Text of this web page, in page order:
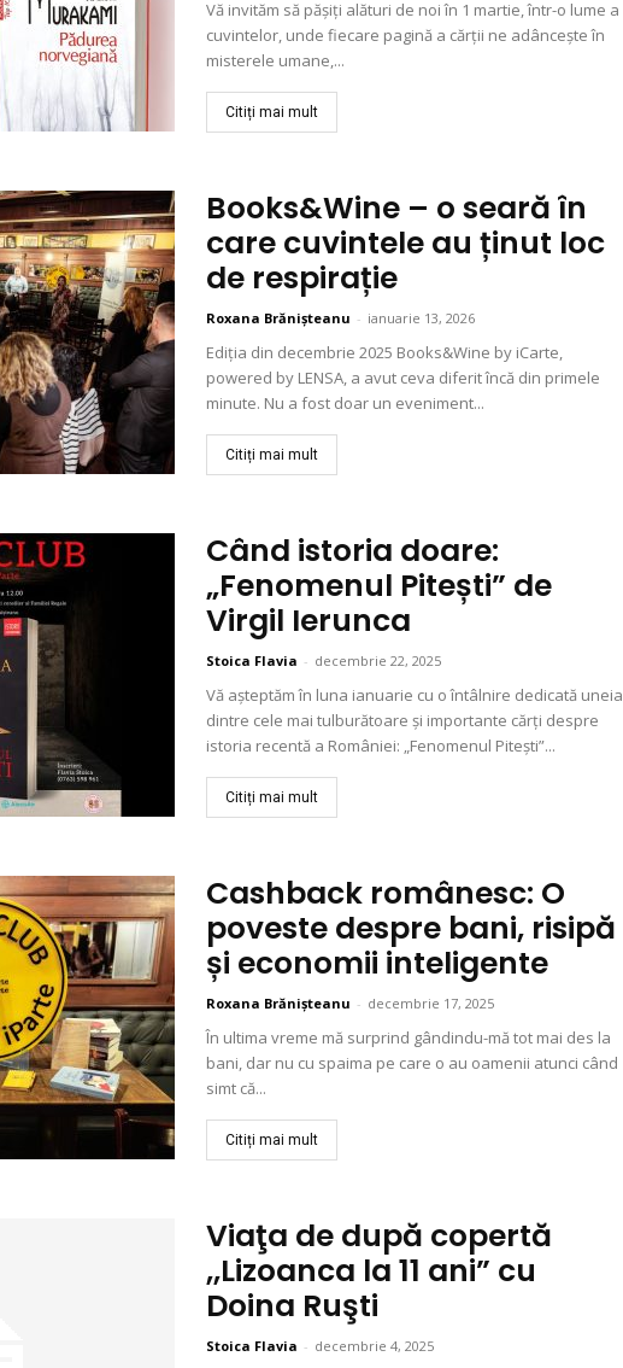
Vă invităm să pășiți alături de noi în 1 martie, într-o lume a
cuvintelor, unde fiecare pagină a cărții ne adâncește în
misterele umane,...
Citiți mai mult
Books&Wine – o seară în
care cuvintele au ținut loc
de respirație
Roxana Brănișteanu - ianuarie 13, 2026
Ediția din decembrie 2025 Books&Wine by iCarte,
powered by LENSA, a avut ceva diferit încă din primele
minute. Nu a fost doar un eveniment...
Citiți mai mult
Când istoria doare:
„Fenomenul Pitești” de
Virgil Ierunca
Stoica Flavia - decembrie 22, 2025
Vă aşteptăm în luna ianuarie cu o întâlnire dedicată uneia
dintre cele mai tulburătoare și importante cărți despre
istoria recentă a României: „Fenomenul Pitești”...
Citiți mai mult
Cashback românesc: O
poveste despre bani, risipă
și economii inteligente
Roxana Brănișteanu - decembrie 17, 2025
În ultima vreme mă surprind gândindu-mă tot mai des la
bani, dar nu cu spaima pe care o au oamenii atunci când
simt că...
Citiți mai mult
Viaţa de după copertă
,,Lizoanca la 11 ani” cu
Doina Ruşti
Stoica Flavia - decembrie 4, 2025